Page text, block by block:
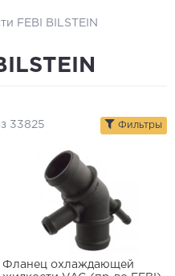
FEBI BILSTEIN
33825 Фильтры
Фланец охлаждающей